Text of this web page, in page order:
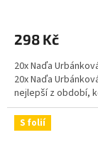
298 Kč
20x Naďa
20x Naďa
nejlepší z období,
S folií